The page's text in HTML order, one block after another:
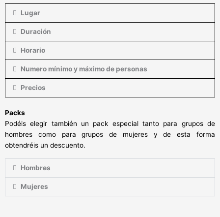
Lugar
Duración
Horario
Numero mínimo y máximo de personas
Precios
Packs
Podéis elegir también un pack especial tanto para grupos de
hombres como para grupos de mujeres y de esta forma
obtendréis un descuento.
Hombres
Mujeres